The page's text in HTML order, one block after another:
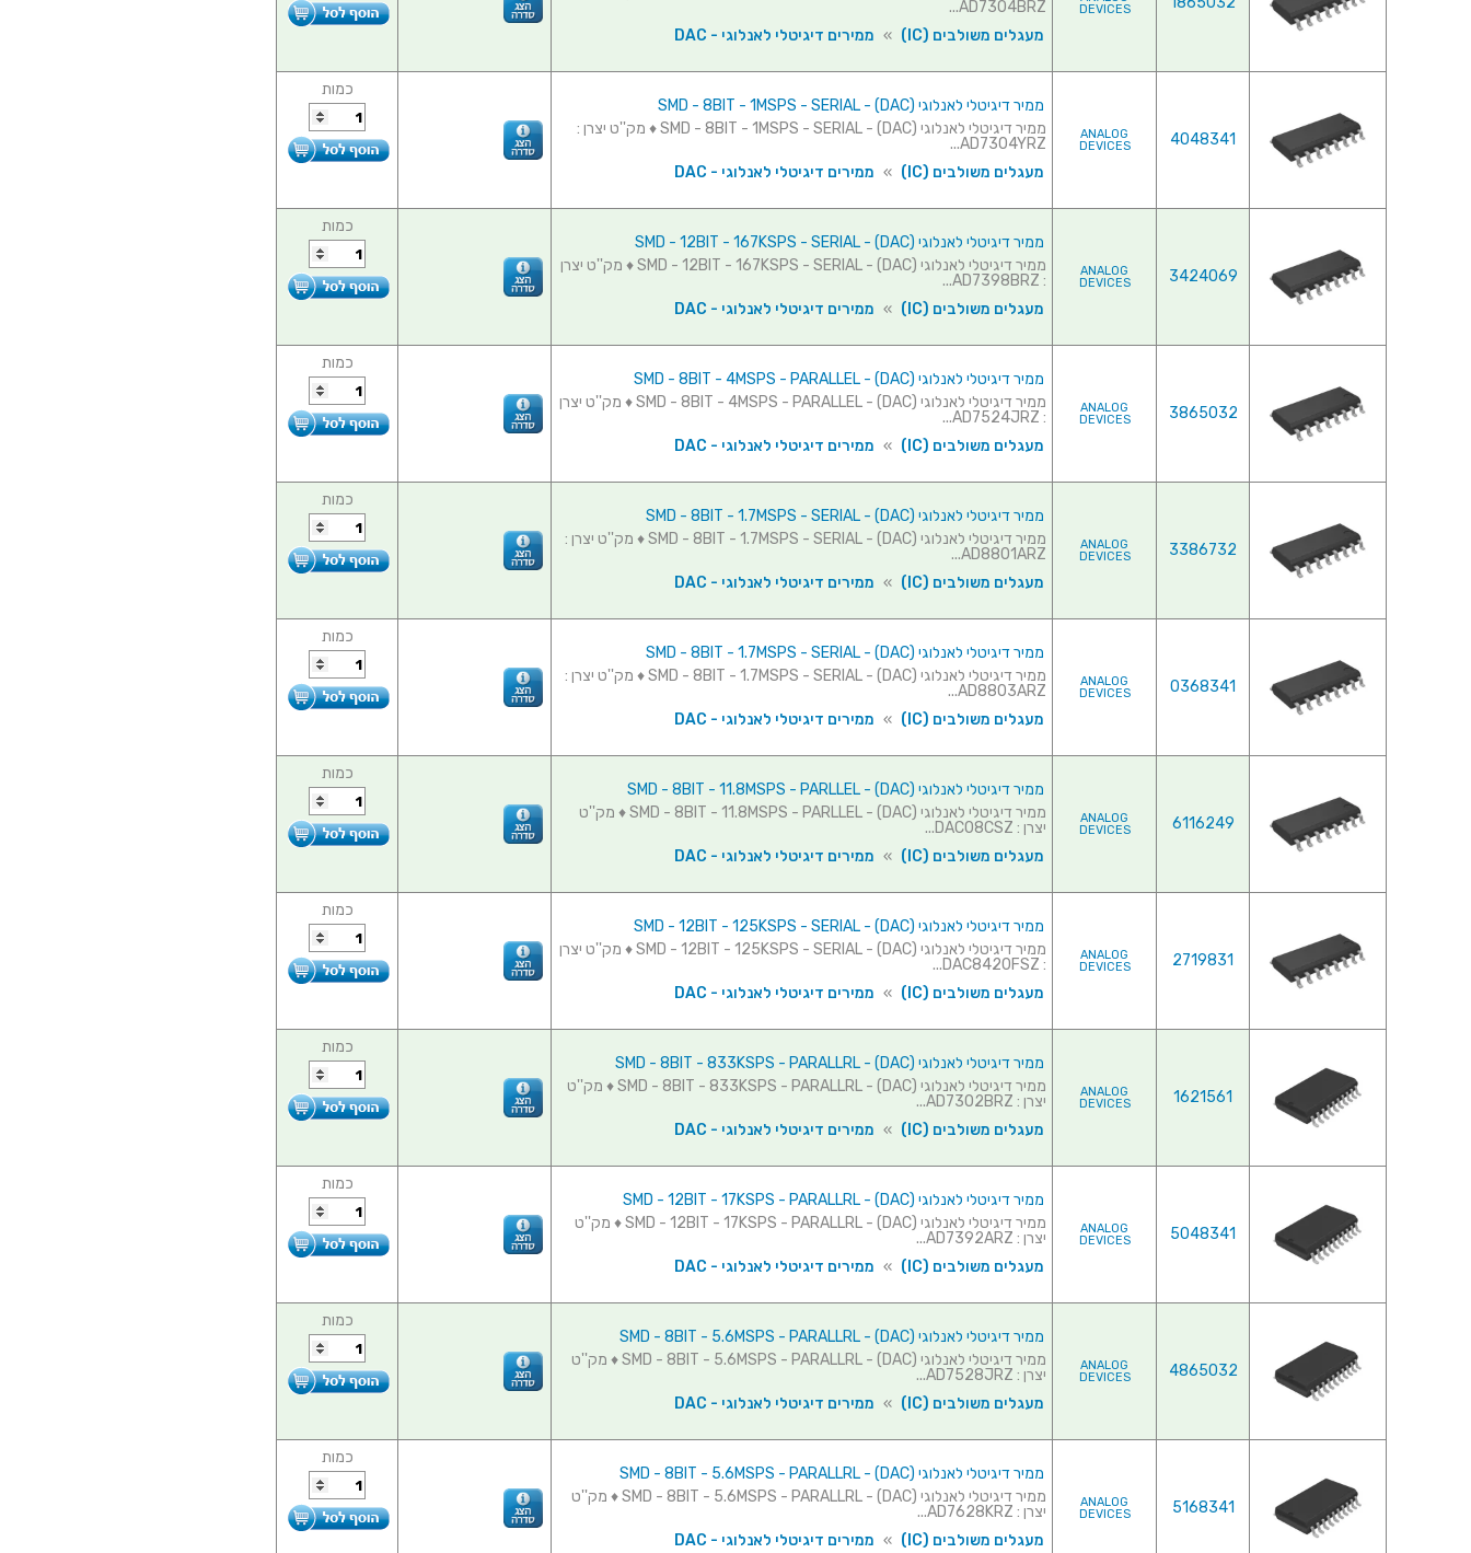
DEVICES
AD7304BRZ...
מעגלים משולבים (IC)
» ממירים דיגיטלי לאנלוגי - DAC
4048341
ANALOG
DEVICES
ממיר דיגיטלי לאנלוגי (SMD - 8BIT - 1MSPS - SERIAL - (DAC
ממיר דיגיטלי לאנלוגי (SMD - 8BIT - 1MSPS - SERIAL - (DAC ♦ מק''ט יצרן :
AD7304YRZ...
מעגלים משולבים (IC)
» ממירים דיגיטלי לאנלוגי - DAC
כמות
3424069
ANALOG
DEVICES
ממיר דיגיטלי לאנלוגי (SMD - 12BIT - 167KSPS - SERIAL - (DAC
ממיר דיגיטלי לאנלוגי (SMD - 12BIT - 167KSPS - SERIAL - (DAC ♦ מק''ט יצרן
: AD7398BRZ...
מעגלים משולבים (IC)
» ממירים דיגיטלי לאנלוגי - DAC
כמות
3865032
ANALOG
DEVICES
ממיר דיגיטלי לאנלוגי (SMD - 8BIT - 4MSPS - PARALLEL - (DAC
ממיר דיגיטלי לאנלוגי (SMD - 8BIT - 4MSPS - PARALLEL - (DAC ♦ מק''ט יצרן
: AD7524JRZ...
מעגלים משולבים (IC)
» ממירים דיגיטלי לאנלוגי - DAC
כמות
3386732
ANALOG
DEVICES
ממיר דיגיטלי לאנלוגי (SMD - 8BIT - 1.7MSPS - SERIAL - (DAC
ממיר דיגיטלי לאנלוגי (SMD - 8BIT - 1.7MSPS - SERIAL - (DAC ♦ מק''ט יצרן :
AD8801ARZ...
מעגלים משולבים (IC)
» ממירים דיגיטלי לאנלוגי - DAC
כמות
0368341
ANALOG
DEVICES
ממיר דיגיטלי לאנלוגי (SMD - 8BIT - 1.7MSPS - SERIAL - (DAC
ממיר דיגיטלי לאנלוגי (SMD - 8BIT - 1.7MSPS - SERIAL - (DAC ♦ מק''ט יצרן :
AD8803ARZ...
מעגלים משולבים (IC)
» ממירים דיגיטלי לאנלוגי - DAC
כמות
6116249
ANALOG
DEVICES
ממיר דיגיטלי לאנלוגי (SMD - 8BIT - 11.8MSPS - PARLLEL - (DAC
ממיר דיגיטלי לאנלוגי (SMD - 8BIT - 11.8MSPS - PARLLEL - (DAC ♦ מק''ט
יצרן : DAC08CSZ...
מעגלים משולבים (IC)
» ממירים דיגיטלי לאנלוגי - DAC
כמות
2719831
ANALOG
DEVICES
ממיר דיגיטלי לאנלוגי (SMD - 12BIT - 125KSPS - SERIAL - (DAC
ממיר דיגיטלי לאנלוגי (SMD - 12BIT - 125KSPS - SERIAL - (DAC ♦ מק''ט יצרן
: DAC8420FSZ...
מעגלים משולבים (IC)
» ממירים דיגיטלי לאנלוגי - DAC
כמות
1621561
ANALOG
DEVICES
ממיר דיגיטלי לאנלוגי (SMD - 8BIT - 833KSPS - PARALLRL - (DAC
ממיר דיגיטלי לאנלוגי (SMD - 8BIT - 833KSPS - PARALLRL - (DAC ♦ מק''ט
יצרן : AD7302BRZ...
מעגלים משולבים (IC)
» ממירים דיגיטלי לאנלוגי - DAC
כמות
5048341
ANALOG
DEVICES
ממיר דיגיטלי לאנלוגי (SMD - 12BIT - 17KSPS - PARALLRL - (DAC
ממיר דיגיטלי לאנלוגי (SMD - 12BIT - 17KSPS - PARALLRL - (DAC ♦ מק''ט
יצרן : AD7392ARZ...
מעגלים משולבים (IC)
» ממירים דיגיטלי לאנלוגי - DAC
כמות
4865032
ANALOG
DEVICES
ממיר דיגיטלי לאנלוגי (SMD - 8BIT - 5.6MSPS - PARALLRL - (DAC
ממיר דיגיטלי לאנלוגי (SMD - 8BIT - 5.6MSPS - PARALLRL - (DAC ♦ מק''ט
יצרן : AD7528JRZ...
מעגלים משולבים (IC)
» ממירים דיגיטלי לאנלוגי - DAC
כמות
5168341
ANALOG
DEVICES
ממיר דיגיטלי לאנלוגי (SMD - 8BIT - 5.6MSPS - PARALLRL - (DAC
ממיר דיגיטלי לאנלוגי (SMD - 8BIT - 5.6MSPS - PARALLRL - (DAC ♦ מק''ט
יצרן : AD7628KRZ...
מעגלים משולבים (IC)
» ממירים דיגיטלי לאנלוגי - DAC
כמות